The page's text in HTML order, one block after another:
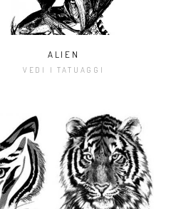
ALIEN
VEDI I TATUAGGI